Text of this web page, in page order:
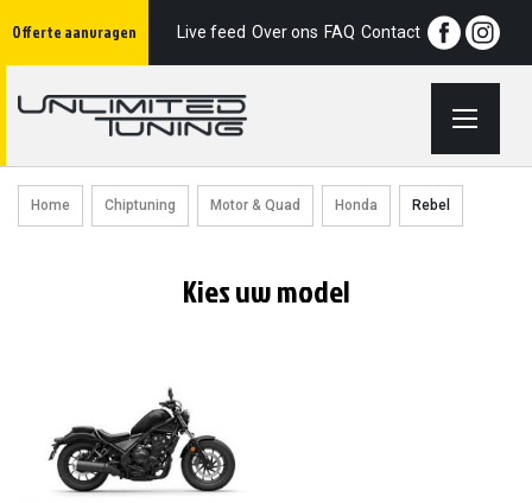
Offerte aanvragen
naarLive feed Over ons FAQ Contact
Home Chiptuning Motor & Quad Honda Rebel
Kies uw model